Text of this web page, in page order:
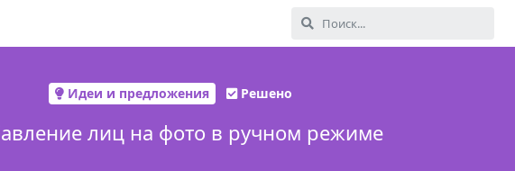
Идеи и предложения Решено
лиц на фото в ручном режиме